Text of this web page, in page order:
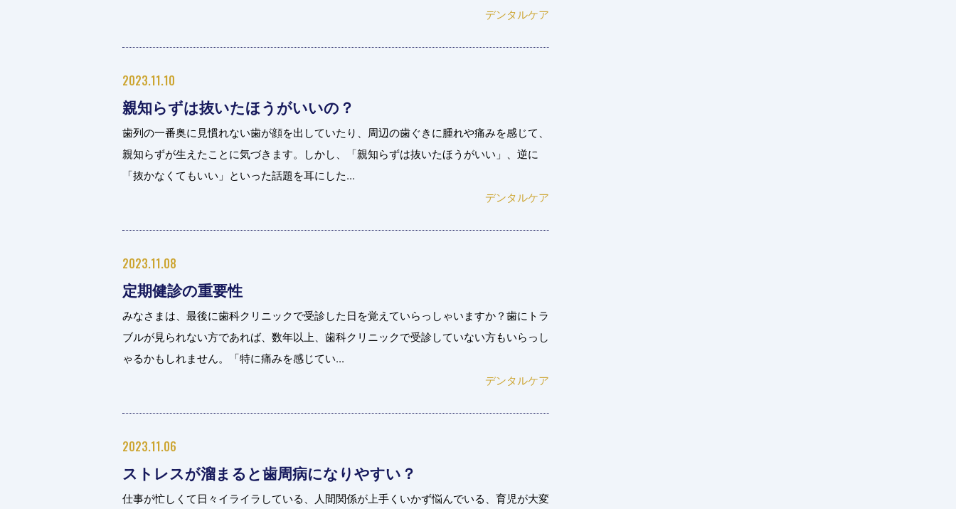
デンタルケア
2023.11.10
親知らずは抜いたほうがいいの？
歯列の一番奥に見慣れない歯が顔を出していたり、周辺の歯ぐきに腫れや痛みを感じて、
親知らずが生えたことに気づきます。しかし、「親知らずは抜いたほうがいい」、逆に
「抜かなくてもいい」といった話題を耳にした...
デンタルケア
2023.11.08
定期健診の重要性
みなさまは、最後に歯科クリニックで受診した日を覚えていらっしゃいますか？歯にトラ
ブルが見られない方であれば、数年以上、歯科クリニックで受診していない方もいらっし
ゃるかもしれません。「特に痛みを感じてい...
デンタルケア
2023.11.06
ストレスが溜まると歯周病になりやすい？
仕事が忙しくて日々イライラしている、人間関係が上手くいかず悩んでいる、育児が大変